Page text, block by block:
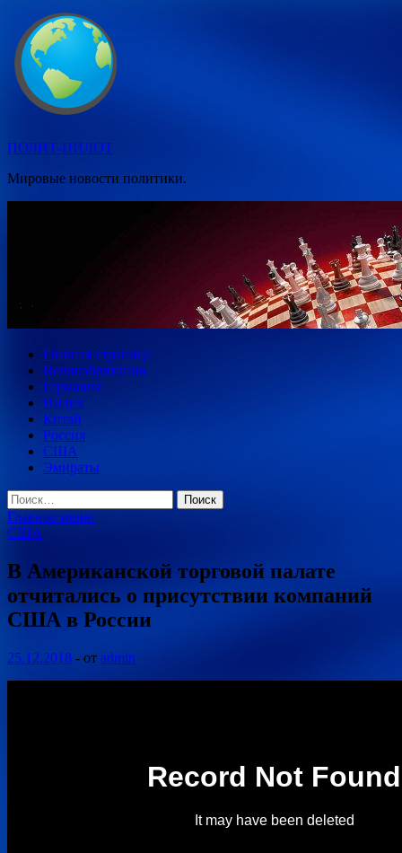
Перейти
содержимому
ПОЛИТ-ПИЛОТ
Мировые новости политики.
Главная страница
Великобритания
Германия
Индия
Китай
Россия
США
Эмираты
Найти:
Главное меню
США
В Американской торговой палате
отчитались о присутствии компаний
США в России
25.12.2018 - от admin